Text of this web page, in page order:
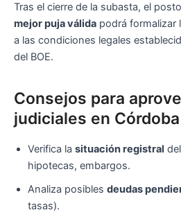
Tras el cierre de la subasta, el
mejor puja válida podrá formalizar
a las condiciones legales
del BOE.
Consejos para
judiciales en Córdoba
Verifica la situación registral
hipotecas, embargos.
Analiza posibles deudas
tasas).